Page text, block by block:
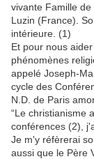
vivante Famille
Luzin (France).
intérieure. (1)
Et pour nous
phénomènes
appelé Joseph-
cycle des
N.D. de Paris
“Le christianisme
conférences (2),
Je m'y réfèrerai
aussi que le Père